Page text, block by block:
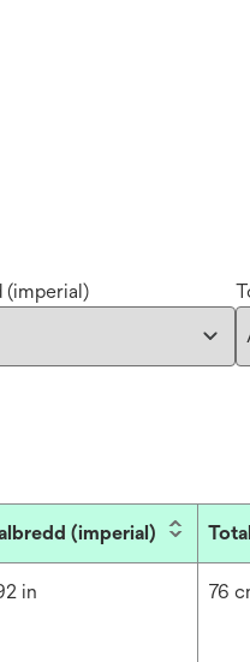
(imperial)
(imperial)
in 76